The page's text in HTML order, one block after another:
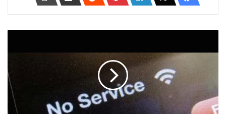
الايفون
7